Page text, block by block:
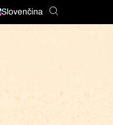
Slovenčina